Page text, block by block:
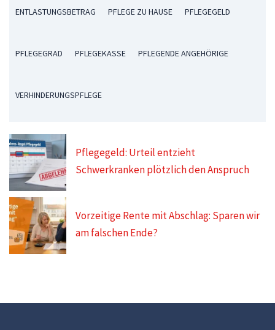
ENTLASTUNGSBETRAG PFLEGE ZU HAUSE PFLEGEGELD
PFLEGEGRAD PFLEGEKASSE PFLEGENDE ANGEHÖRIGE
VERHINDERUNGSPFLEGE
Pflegegeld: Urteil entzieht
Schwerkranken plötzlich den Anspruch
Vorzeitige Rente mit Abschlag: Sparen wir
am falschen Ende?